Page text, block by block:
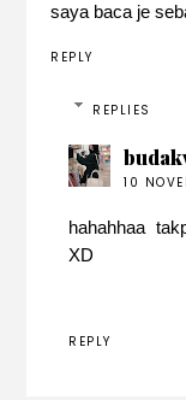
saya baca je
REPLY
REPLIES
10
hahahhaa
XD
REPLY